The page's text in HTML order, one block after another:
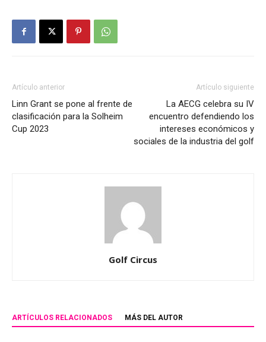
Artículo anterior
Linn Grant se pone al frente de
clasificación para la Solheim
Cup 2023
Artículo siguiente
La AECG celebra su IV
encuentro defendiendo los
intereses económicos y
sociales de la industria del golf
Golf Circus
ARTÍCULOS RELACIONADOS MÁS DEL AUTOR